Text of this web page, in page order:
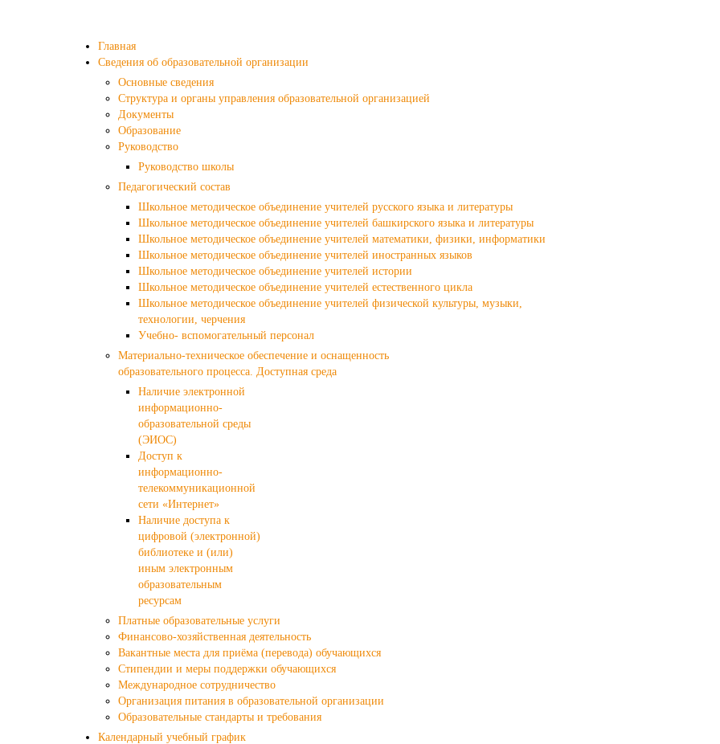
Главная
Сведения об образовательной организации
Основные сведения
Структура и органы управления образовательной организацией
Документы
Образование
Руководство
Руководство школы
Педагогический состав
Школьное методическое объединение учителей русского языка и литературы
Школьное методическое объединение учителей башкирского языка и литературы
Школьное методическое объединение учителей математики, физики, информатики
Школьное методическое объединение учителей иностранных языков
Школьное методическое объединение учителей истории
Школьное методическое объединение учителей естественного цикла
Школьное методическое объединение учителей физической культуры, музыки,
технологии, черчения
Учебно- вспомогательный персонал
Материально-техническое обеспечение и оснащенность
образовательного процесса. Доступная среда
Наличие электронной
информационно-
образовательной среды
(ЭИОС)
Доступ к
информационно-
телекоммуникационной
сети «Интернет»
Наличие доступа к
цифровой (электронной)
библиотеке и (или)
иным электронным
образовательным
ресурсам
Платные образовательные услуги
Финансово-хозяйственная деятельность
Вакантные места для приёма (перевода) обучающихся
Стипендии и меры поддержки обучающихся
Международное сотрудничество
Организация питания в образовательной организации
Образовательные стандарты и требования
Календарный учебный график